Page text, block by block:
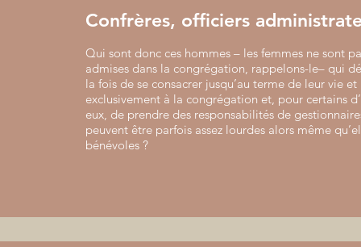
Confrères, officiers
Qui sont donc ces hommes – les femmes ne sont
admises dans la congrégation, rappelons-le– qui
la fois de se consacrer jusqu’au terme de leur vie et
exclusivement à la congrégation et, pour certains
eux, de prendre des responsabilités de
peuvent être parfois assez lourdes alors même
bénévoles ?